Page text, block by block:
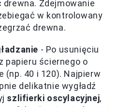
drewna. Zdejmowanie
w kontrolowany
drewna.
- Po usunięciu
papieru ściernego o
(np. 40 i 120). Najpierw
delikatnie wygładź
szlifierki oscylacyjnej,